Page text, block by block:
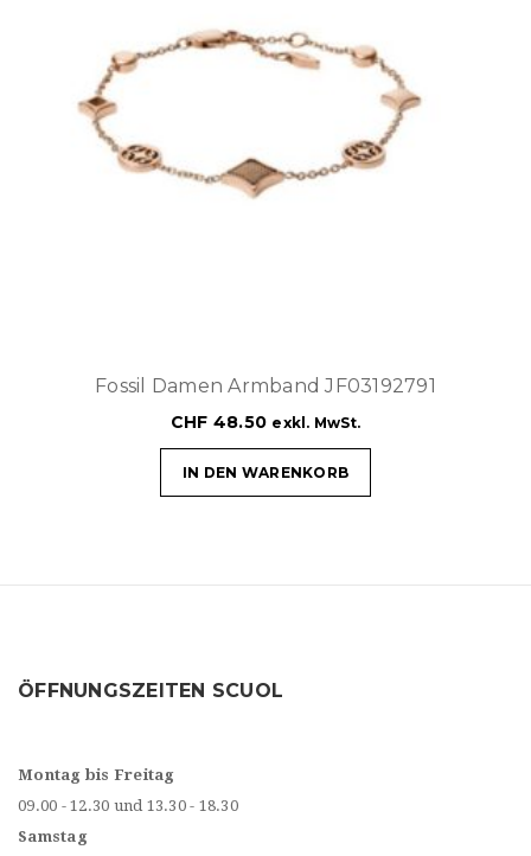
Fossil Damen Armband JF03192791
CHF 48.50 exkl. MwSt.
IN DEN WARENKORB
ÖFFNUNGSZEITEN SCUOL
Montag bis Freitag
09.00 - 12.30 und 13.30 - 18.30
Samstag